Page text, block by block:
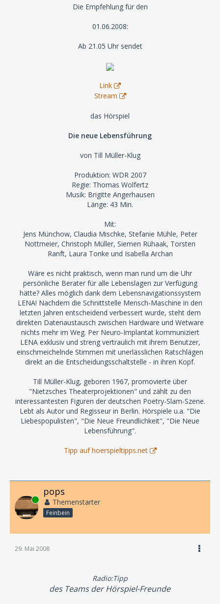
Die Empfehlung für den
01.06.2008:
Ab 21.05 Uhr sendet
Link
Stream
das Hörspiel
Die neue Lebensführung
von Till Müller-Klug
Produktion: WDR 2007
Regie: Thomas Wolfertz
Musik: Brigitte Angerhausen
Länge: 43 Min.
Mit:
Jens Münchow, Claudia Mischke, Stefanie Mühle, Peter
Nottmeier, Christoph Müller, Siemen Rühaak, Torsten
Ranft, Laura Tonke und Isabella Archan
Wäre es nicht praktisch, wenn man rund um die Uhr
persönliche Berater für alle Lebenslagen zur Verfügung
hätte? Alles möglich dank dem Lebensnavigationssystem
LENA! Nachdem die Schnittstelle Mensch-Maschine in den
letzten Jahren entscheidend verbessert wurde, steht dem
direkten Datenaustausch zwischen Hardware und Wetware
nichts mehr im Weg. Per Neuro-Implantat kommuniziert
LENA exklusiv und streng vertraulich mit ihrem Benutzer,
einschmeichelnde Stimmen mit unerlässlichen Ratschlägen
direkt an die Entscheidungsschaltstelle - in ihren Kopf.
Till Müller-Klug, geboren 1967, promovierte über
"Nietzsches Theaterprojektionen" und zählt zu den
interessantesten Figuren der deutschen Poetry-Slam-Szene.
Lebt als Autor und Regisseur in Berlin. Hörspiele u.a. "Die
Liebespopulisten", "Die Neue Freundlichkeit", "Die Neue
Lebensführung".
Tipp auf hoerspieltipps.net
Online
pops
Themenstarter
Feinbein
29. Mai 2008
Radio:Tipp
des Teams der Hörspiel-Freunde